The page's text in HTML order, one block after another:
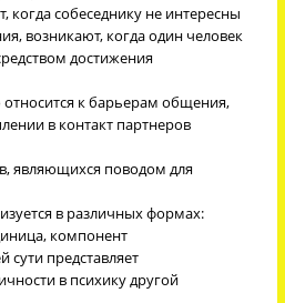
когда собеседнику не интересны
возникают, когда один человек
достижения
относится к барьерам общения,
в контакт партнеров
являющихся поводом для
в различных формах:
компонент
сути представляет
в психику другой